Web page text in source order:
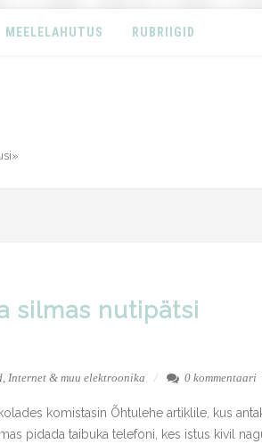
MEELELAHUTUS RUBRIIGID
silmas nutipätsi
Internet & muu elektroonika 0 kommentaari
komistasin Õhtulehe artiklile, kus
pidada taibuka telefoni, kes istus kivil